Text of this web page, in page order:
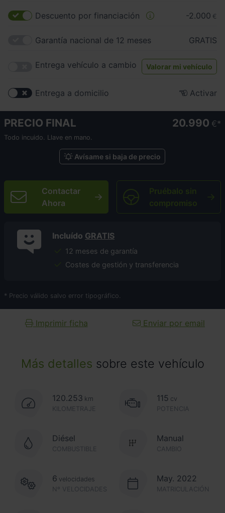
Más detalles sobre este vehículo
120.253 km
KILOMETRAJE
115 cv
POTENCIA
Diésel
COMBUSTIBLE CAMBIO
Manual
Nº VELOCIDADES
6 velocidades May. 2022
MATRICULACIÓN
Descuento por financiación -2.000 €
Garantía nacional de 12 meses GRATIS
Entrega vehículo a cambio Valorar mi vehículo
Entrega a domicilio Activar
PRECIO FINAL 20.990 €
Todo incuido. Llave en mano.
Avísame si baja de precio
Contactar
Ahora
Pruébalo sin
compromiso
Incluído GRATIS
12 meses de garantía
Costes de gestión y transferencia
* Precio válido salvo error tipográfico.
Imprimir ficha Enviar por email